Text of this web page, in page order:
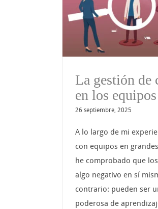
La gestión de
en los equipos
26 septiembre, 2025
A lo largo de mi
con equipos en
he comprobado que
algo negativo en sí
contrario: pueden ser
poderosa de